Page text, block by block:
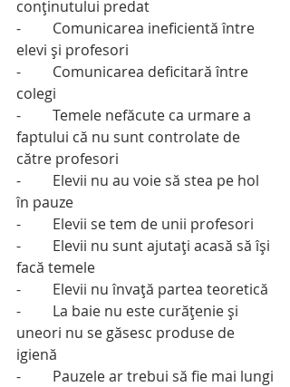
conținutului predat
-	Comunicarea ineficientă între
elevi și profesori
-	Comunicarea deficitară între
colegi
-	Temele nefăcute ca urmare a
faptului că nu sunt controlate de
către profesori
-	Elevii nu au voie să stea pe hol
în pauze
-	Elevii se tem de unii profesori
-	Elevii nu sunt ajutați acasă să își
facă temele
-	Elevii nu învață partea teoretică
-	La baie nu este curățenie și
uneori nu se găsesc produse de
igienă
-	Pauzele ar trebui să fie mai lungi